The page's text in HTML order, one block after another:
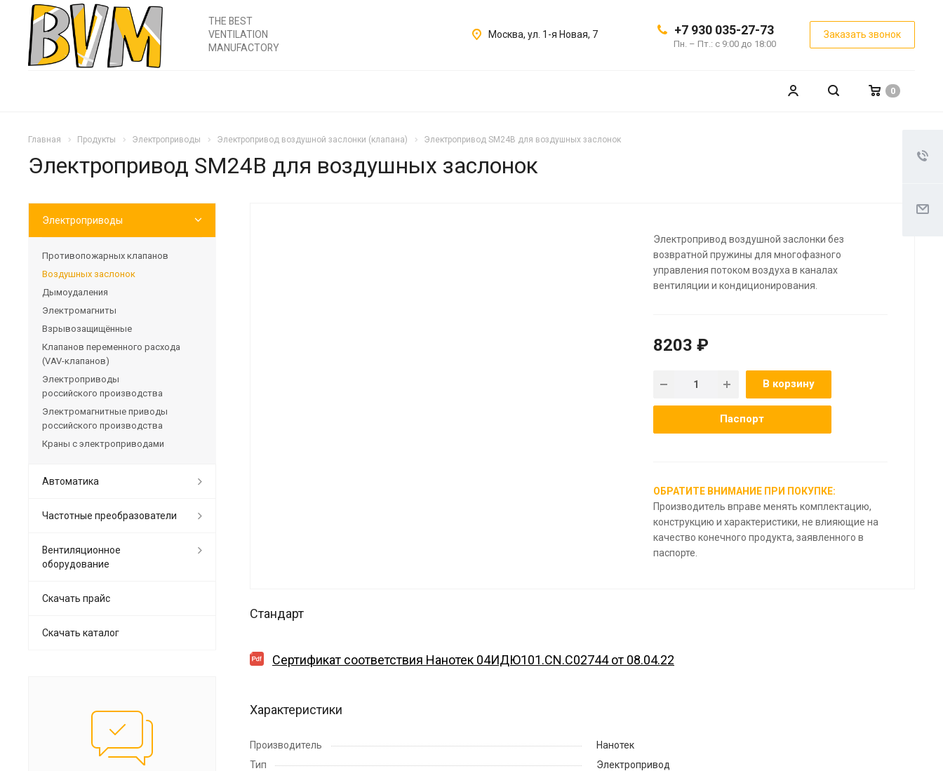
THE BEST
VENTILATION
MANUFACTORY
+7 930 035-27-73
Пн. – Пт.: с 9:00 до 18:00
Заказать звонок
Москва, ул. 1-я Новая, 7
0
Главная Продукты Электроприводы Электропривод воздушной заслонки (клапана) Электропривод SM24B для воздушных заслонок
Электропривод SM24B для воздушных заслонок
Электропривод воздушной заслонки без
возвратной пружины для многофазного
управления потоком воздуха в каналах
вентиляции и кондиционирования.
8203 ₽
В корзину
Паспорт
ОБРАТИТЕ ВНИМАНИЕ ПРИ ПОКУПКЕ:
Производитель вправе менять комплектацию,
конструкцию и характеристики, не влияющие на
качество конечного продукта, заявленного в
паспорте.
Стандарт
Сертификат соответствия Нанотек 04ИДЮ101.CN.С02744 от 08.04.22
Характеристики
Производитель
Нанотек
Тип
Электропривод
Электроприводы
Противопожарных клапанов
Воздушных заслонок
Дымоудаления
Электромагниты
Взрывозащищённые
Клапанов переменного расхода
(VAV-клапанов)
Электроприводы
российского производства
Электромагнитные приводы
российского производства
Краны с электроприводами
Автоматика
Частотные преобразователи
Вентиляционное
оборудование
Скачать прайс
Скачать каталог